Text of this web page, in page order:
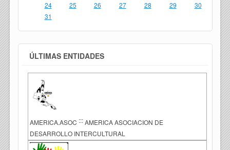
24
25 26 27 28 29
30
31
ÚLTIMAS ENTIDADES
AMERICA.ASOC ::: AMERICA ASOCIACION DE
DESARROLLO INTERCULTURAL